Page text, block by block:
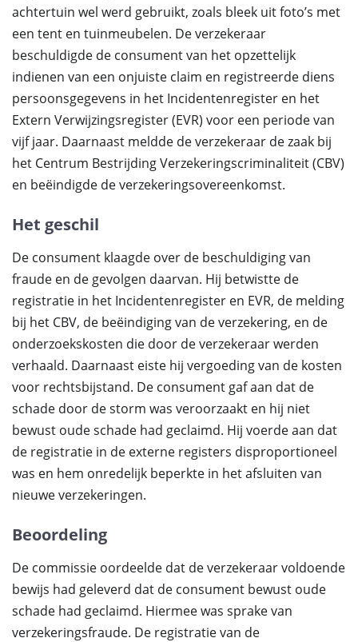
achtertuin wel werd gebruikt, zoals bleek uit foto’s met
een tent en tuinmeubelen. De verzekeraar
beschuldigde de consument van het opzettelijk
indienen van een onjuiste claim en registreerde diens
persoonsgegevens in het Incidentenregister en het
Extern Verwijzingsregister (EVR) voor een periode van
vijf jaar. Daarnaast meldde de verzekeraar de zaak bij
het Centrum Bestrijding Verzekeringscriminaliteit (CBV)
en beëindigde de verzekeringsovereenkomst.
Het geschil
De consument klaagde over de beschuldiging van
fraude en de gevolgen daarvan. Hij betwistte de
registratie in het Incidentenregister en EVR, de melding
bij het CBV, de beëindiging van de verzekering, en de
onderzoekskosten die door de verzekeraar werden
verhaald. Daarnaast eiste hij vergoeding van de kosten
voor rechtsbijstand. De consument gaf aan dat de
schade door de storm was veroorzaakt en hij niet
bewust oude schade had geclaimd. Hij voerde aan dat
de registratie in de externe registers disproportioneel
was en hem onredelijk beperkte in het afsluiten van
nieuwe verzekeringen.
Beoordeling
De commissie oordeelde dat de verzekeraar voldoende
bewijs had geleverd dat de consument bewust oude
schade had geclaimd. Hiermee was sprake van
verzekeringsfraude. De registratie van de